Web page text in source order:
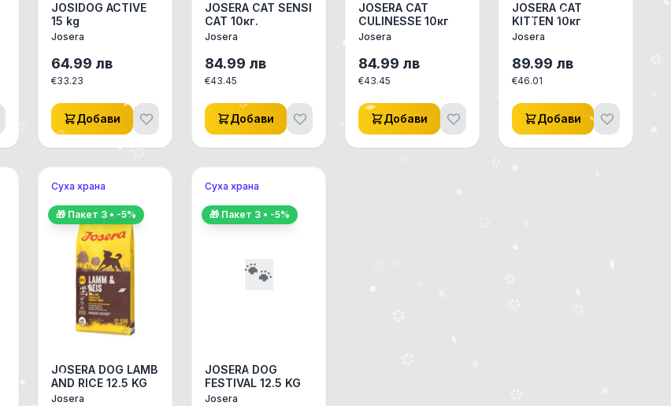
JOSIDOG ACTIVE
15 kg
Josera
64.99 лв
€33.23
Добави
JOSERA CAT SENSI
CAT 10кг.
Josera
84.99 лв
€43.45
Добави
JOSERA CAT
CULINESSE 10кг
Josera
84.99 лв
€43.45
Добави
JOSERA CAT
KITTEN 10кг
Josera
89.99 лв
€46.01
Добави
🎁 Пакет 3 • -5%
Суха храна
JOSERA DOG LAMB
AND RICE 12.5 KG
Josera
🎁 Пакет 3 • -5%
Суха храна
🐾
JOSERA DOG
FESTIVAL 12.5 KG
Josera